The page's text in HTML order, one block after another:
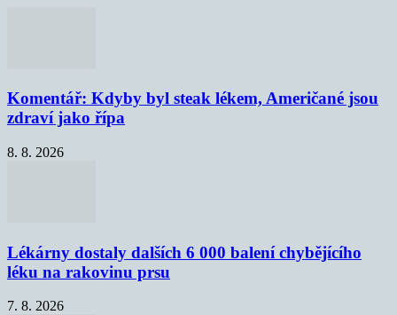
Komentář: Kdyby byl steak lékem, Američané jsou
zdraví jako řípa
8. 8. 2026
Lékárny dostaly dalších 6 000 balení chybějícího
léku na rakovinu prsu
7. 8. 2026